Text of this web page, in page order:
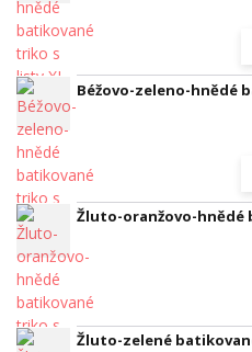
Béžovo-zeleno-hnědé
Žluto-oranžovo-hnědé
Žluto-zelené